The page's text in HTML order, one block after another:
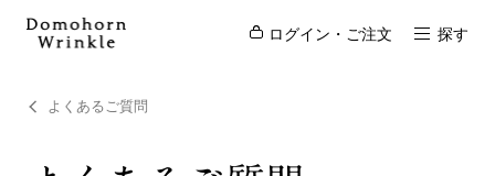
ログイン・ご注文 探す
よくあるご質問